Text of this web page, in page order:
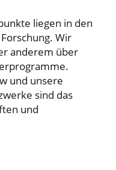
liegen in den
Wir
anderem über
und unsere
sind das
und